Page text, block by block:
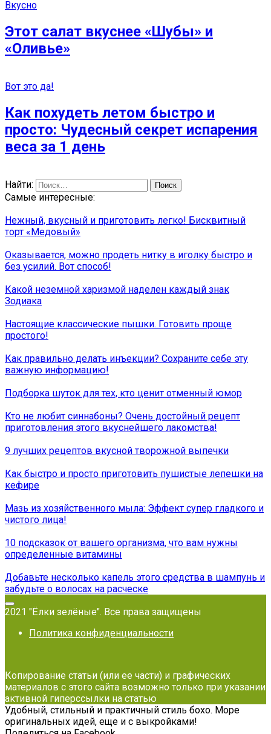
Вкусно
Этот салат вкуснее «Шубы» и
«Оливье»
Вот это да!
Как похудеть летом быстро и
просто: Чудесный секрет испарения
веса за 1 день
Найти:
Самые интересные:
Нежный, вкусный и приготовить легко! Бисквитный
торт «Медовый»
Оказывается, можно продеть нитку в иголку быстро и
без усилий. Вот способ!
Какой неземной харизмой наделен каждый знак
Зодиака
Настоящие классические пышки. Готовить проще
простого!
Как правильно делать инъекции? Сохраните себе эту
важную информацию!
Подборка шуток для тех, кто ценит отменный юмор
Кто не любит синнабоны? Очень достойный рецепт
приготовления этого вкуснейшего лакомства!
9 лучших рецептов вкусной творожной выпечки
Как быстро и просто приготовить пушистые лепешки на
кефире
Мазь из хозяйственного мыла: Эффект супер гладкого и
чистого лица!
10 подсказок от вашего организма, что вам нужны
определенные витамины
Добавьте несколько капель этого средства в шампунь и
забудьте о волосах на расческе
2021 "Ёлки зелёные". Все права защищены
Политика конфиденциальности
Копирование статьи (или ее части) и графических
материалов с этого сайта возможно только при указании
активной гиперссылки на статью
Удобный, стильный и практичный стиль бохо. Море
оригинальных идей, еще и с выкройками!